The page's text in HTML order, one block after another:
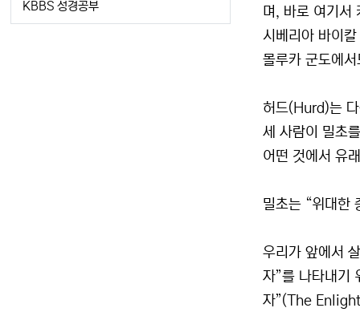
며, 바로 여기서
시베리아 바이
몰루카 군도에
허드(Hurd)는
세 사람이 밀초
어떤 것에서 유
밀초는 “위대한
우리가 앞에서
자”를 나타내기
자”(The
KBBS 성경공부